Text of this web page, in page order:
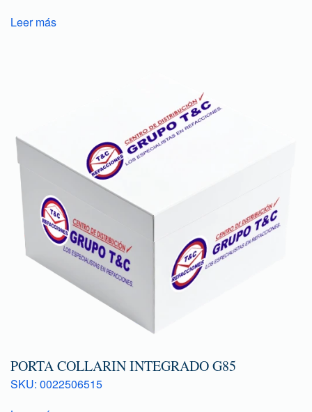
Leer más
PORTA COLLARIN INTEGRADO G85
SKU: 0022506515